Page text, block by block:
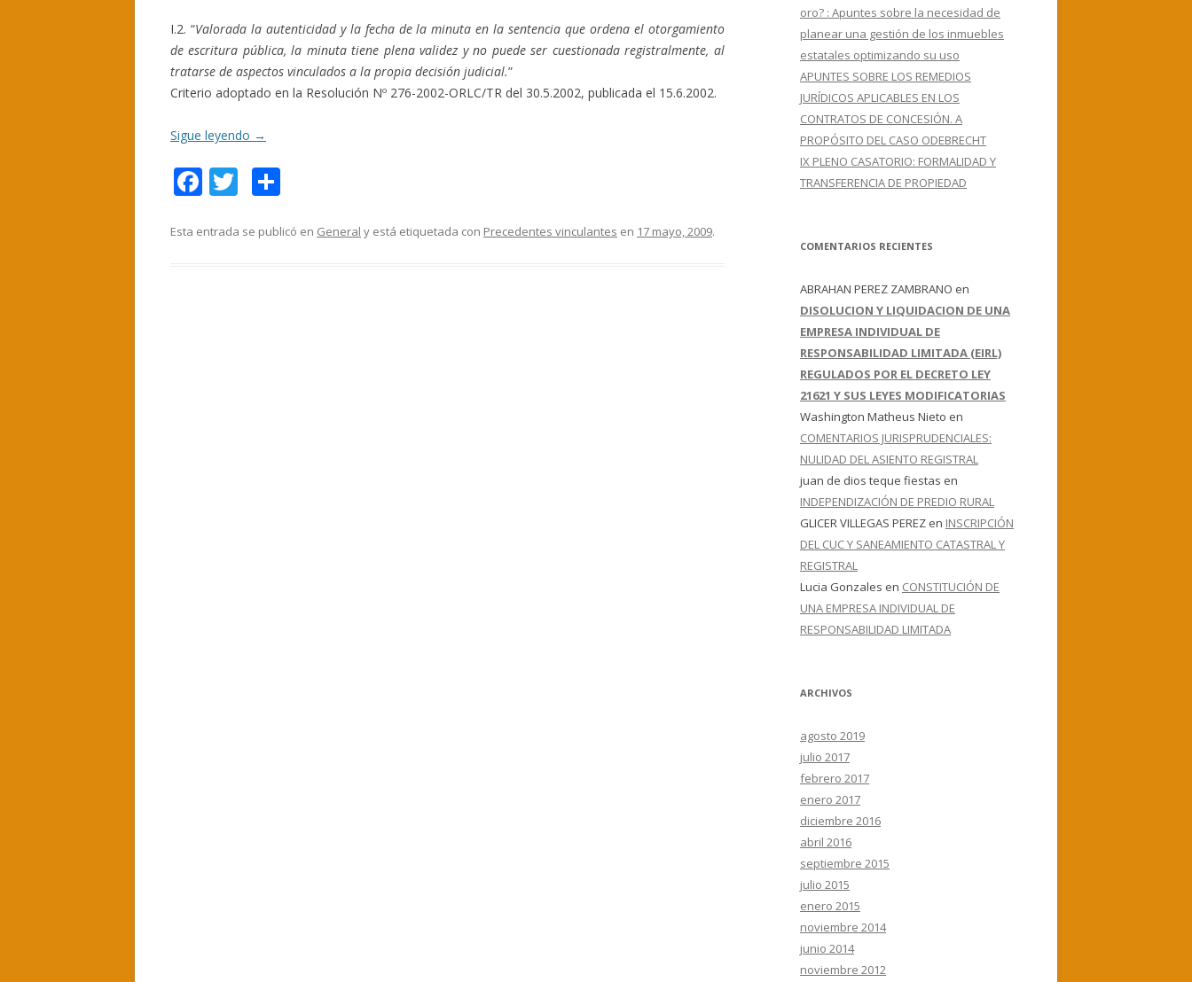
I.2. “Valorada la autenticidad y la fecha de la minuta en la sentencia que ordena el otorgamiento
de escritura pública, la minuta tiene plena validez y no puede ser cuestionada registralmente, al
tratarse de aspectos vinculados a la propia decisión judicial.”
Criterio adoptado en la Resolución Nº 276-2002-ORLC/TR del 30.5.2002, publicada el 15.6.2002.
Sigue leyendo →
F
e
T
itt m
Esta entrada se publicó en General y está etiquetada con Precedentes vinculantes en 17 mayo, 2009.
oro? : Apuntes sobre la necesidad de
planear una gestión de los inmuebles
estatales optimizando su uso
APUNTES SOBRE LOS REMEDIOS
JURÍDICOS APLICABLES EN LOS
CONTRATOS DE CONCESIÓN. A
PROPÓSITO DEL CASO ODEBRECHT
IX PLENO CASATORIO: FORMALIDAD Y
TRANSFERENCIA DE PROPIEDAD
COMENTARIOS RECIENTES
ABRAHAN PEREZ ZAMBRANO en
DISOLUCION Y LIQUIDACION DE UNA
EMPRESA INDIVIDUAL DE
RESPONSABILIDAD LIMITADA (EIRL)
REGULADOS POR EL DECRETO LEY
21621 Y SUS LEYES MODIFICATORIAS
Washington Matheus Nieto en
COMENTARIOS JURISPRUDENCIALES:
NULIDAD DEL ASIENTO REGISTRAL
juan de dios teque fiestas en
INDEPENDIZACIÓN DE PREDIO RURAL
GLICER VILLEGAS PEREZ en INSCRIPCIÓN
DEL CUC Y SANEAMIENTO CATASTRAL Y
REGISTRAL
Lucia Gonzales en CONSTITUCIÓN DE
UNA EMPRESA INDIVIDUAL DE
RESPONSABILIDAD LIMITADA
ARCHIVOS
agosto 2019
julio 2017
febrero 2017
enero 2017
diciembre 2016
abril 2016
septiembre 2015
julio 2015
enero 2015
noviembre 2014
junio 2014
noviembre 2012